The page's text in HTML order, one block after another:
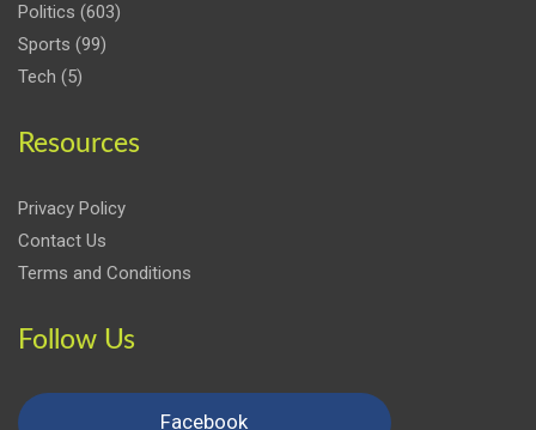
Politics (603)
Sports (99)
Tech (5)
Resources
Privacy Policy
Contact Us
Terms and Conditions
Follow Us
Facebook